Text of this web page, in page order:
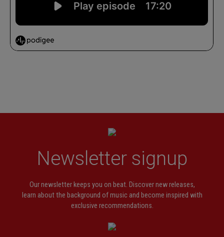
Newsletter signup
Our newsletter keeps you on beat. Discover new releases,
learn about the background of music and become inspired with
exclusive recommendations.